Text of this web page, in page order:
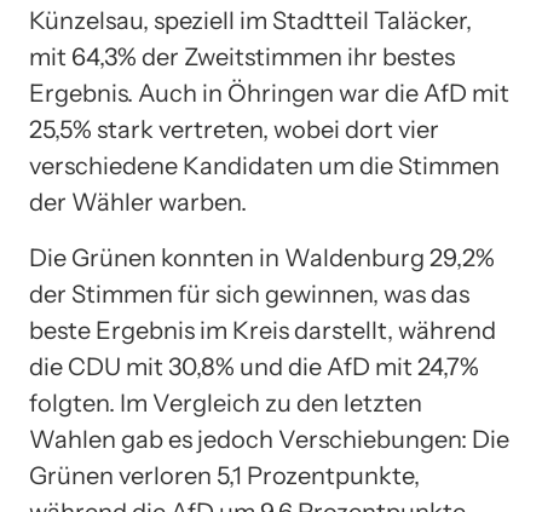
Künzelsau, speziell im Stadtteil Taläcker,
mit 64,3% der Zweitstimmen ihr bestes
Ergebnis. Auch in Öhringen war die AfD mit
25,5% stark vertreten, wobei dort vier
verschiedene Kandidaten um die Stimmen
der Wähler warben.
Die Grünen konnten in Waldenburg 29,2%
der Stimmen für sich gewinnen, was das
beste Ergebnis im Kreis darstellt, während
die CDU mit 30,8% und die AfD mit 24,7%
folgten. Im Vergleich zu den letzten
Wahlen gab es jedoch Verschiebungen: Die
Grünen verloren 5,1 Prozentpunkte,